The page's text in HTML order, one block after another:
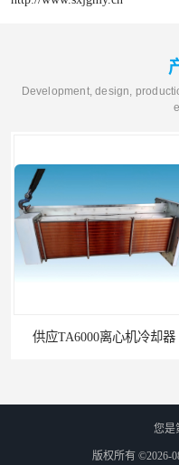
Development, design,
供应TA6000离心机冷却器
您是
版权所有 ©2026-